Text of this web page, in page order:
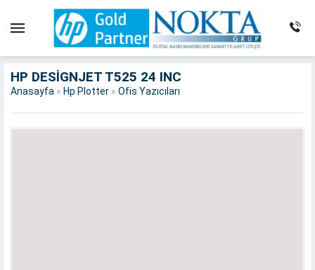
HP DESIGNJET T525 24 INC
Anasayfa » Hp Plotter » Ofis Yazıcıları